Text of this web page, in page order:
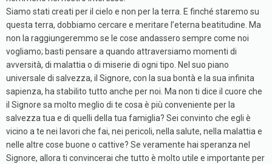
Siamo stati creati per il cielo e non per la terra. E finché staremo su
questa terra, dobbiamo cercare e meritare l’eterna beatitudine. Ma
non la raggiungeremmo se le cose andassero sempre come noi
vogliamo; basti pensare a quando attraversiamo momenti di
avversità, di malattia o di miserie di ogni tipo. Nel suo piano
universale di salvezza, il Signore, con la sua bontà e la sua infinita
sapienza, ha stabilito tutto anche per noi. Ma non ti dice il cuore che
il Signore sa molto meglio di te cosa è più conveniente per la
salvezza tua e di quelli della tua famiglia? Sei convinto che egli è
vicino a te nei lavori che fai, nei pericoli, nella salute, nella malattia e
nelle altre cose buone o cattive? Se veramente hai speranza nel
Signore, allora ti convincerai che tutto è molto utile e importante per